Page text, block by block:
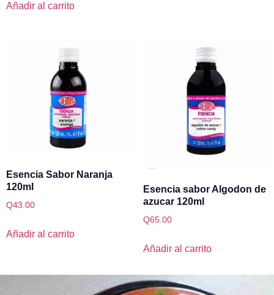
Añadir al carrito
Esencia Sabor Naranja
120ml
Q43.00
Añadir al carrito
Esencia sabor Algodon de
azucar 120ml
Q65.00
Añadir al carrito